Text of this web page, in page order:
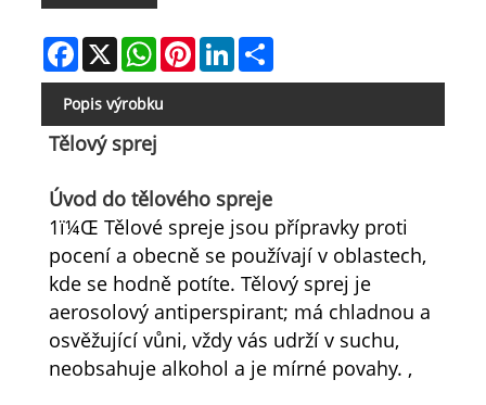
Facebook
X WhatsAppPinterestLinkedInShare
Popis výrobku
Tělový sprej
Úvod do tělového spreje
1ï¼Œ Tělové spreje jsou přípravky proti
pocení a obecně se používají v oblastech,
kde se hodně potíte. Tělový sprej je
aerosolový antiperspirant; má chladnou a
osvěžující vůni, vždy vás udrží v suchu,
neobsahuje alkohol a je mírné povahy. ,